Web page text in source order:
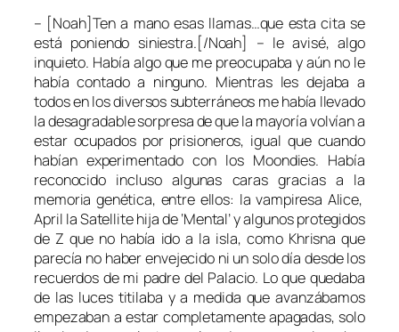
– [Noah]Ten a mano esas llamas…que esta cita se
está poniendo siniestra.[/Noah] – le avisé, algo
inquieto. Había algo que me preocupaba y aún no le
había contado a ninguno. Mientras les dejaba a
todos en los diversos subterráneos me había llevado
la desagradable sorpresa de que la mayoría volvían a
estar ocupados por prisioneros, igual que cuando
habían experimentado con los Moondies. Había
reconocido incluso algunas caras gracias a la
memoria genética, entre ellos: la vampiresa Alice,
April la Satellite hija de ‘Mental’ y algunos protegidos
de Z que no había ido a la isla, como Khrisna que
parecía no haber envejecido ni un solo día desde los
recuerdos de mi padre del Palacio. Lo que quedaba
de las luces titilaba y a medida que avanzábamos
empezaban a estar completamente apagadas, solo